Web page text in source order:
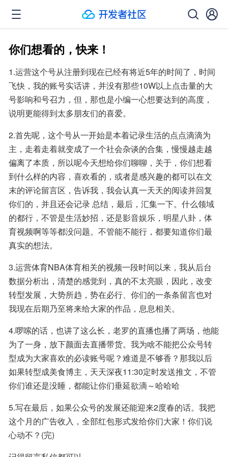
你们想看的，快来！
1.运营这个号从注册到现在已经有将近5年的时间了，时间
飞快，我的账号实话讲，并没有那些10W以上点击量的大
号影响和号召力，但，那也是小编一心想要达到的高度，
说明更能得到太多朋友们的喜爱。
2.首先呢，这个号从一开始是本着记录生活的点点滴滴为
主，走着走着就变成了一个社会杂谈的合集，慢慢越走越
偏离了本质，所以呢今天想给你们聊聊，关于，你们想看
到什么样的内容，喜欢看的，或者是感兴趣的都可以在文
末的评论留言区，告诉我，我会认真一天天的阅读并回复
你们的，并且还会记录 总结，最后，汇集一下。什么领域
的都行，不管是生活妙招，还是影音娱乐，明星八卦，体
育视频啊等等都没问题。不管能不能行，都要知道你们最
真实的想法。
3.运营体育NBA体育相关的视频一段时间以来，我从后台
数据分析出，清楚的感觉到，真的不太亮眼，因此，改变
转型发展，大势所趋，势在必行、你们的一条条留言也对
我现在后期乃至将来给大家的作品，息息相关。
4.啰嗦的话，也讲了这么长，老罗的直播也播了两场，他能
为了一身，放下颜面去直播带货。我为啥不能把公众号转
型成为大家喜欢的必读账号呢？难道是不够香？那我以后
如果转型成美食博主，天天深夜11:30定时发送推文，不管
你们谁还是没睡，都能让你们垂延欲滴～哈哈哈
5.写在最后，如果公众号的发展还能迎来2度春的话。我把
这个月的广告收入，全部红包形式发给你们大家！你们说
心动不？(完)